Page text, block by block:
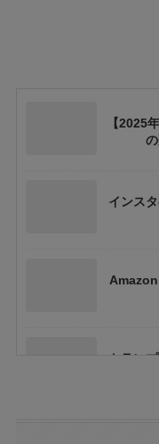
【2025
インス
トラン